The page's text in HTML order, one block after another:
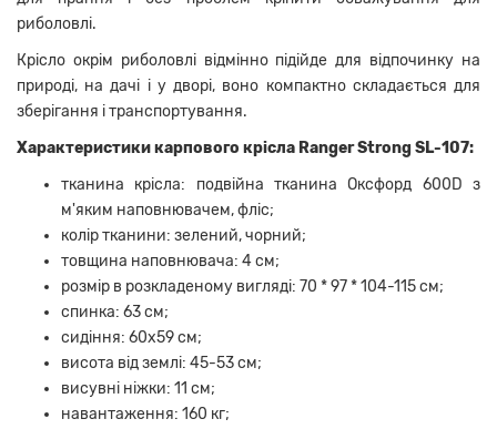
риболовлі.
Крісло окрім риболовлі відмінно підійде для відпочинку на
природі, на дачі і у дворі, воно компактно складається для
зберігання і транспортування.
Характеристики карпового крісла Ranger Strong SL-107:
тканина крісла: подвійна тканина Оксфорд 600D з
м'яким наповнювачем, фліс;
колір тканини: зелений, чорний;
товщина наповнювача: 4 см;
розмір в розкладеному вигляді: 70 * 97 * 104-115 см;
спинка: 63 см;
сидіння: 60х59 см;
висота від землі: 45-53 см;
висувні ніжки: 11 см;
навантаження: 160 кг;